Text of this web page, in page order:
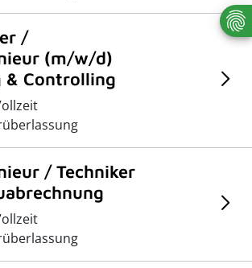
/
(m/w/d)
& Controlling
/ Techniker